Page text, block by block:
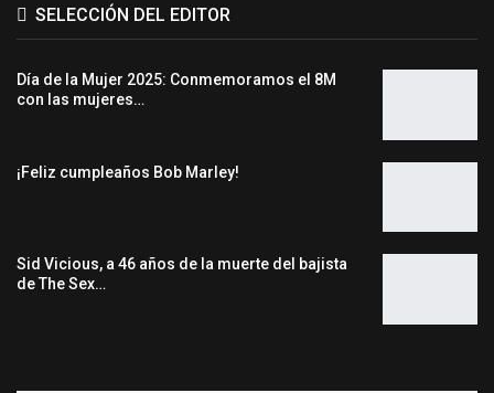
SELECCIÓN DEL EDITOR
Día de la Mujer 2025: Conmemoramos el 8M
con las mujeres…
¡Feliz cumpleaños Bob Marley!
Sid Vicious, a 46 años de la muerte del bajista
de The Sex…